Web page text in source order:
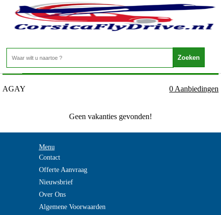
Frankrijk - COTE D AZUR - AGAY
Home>
AGAY 0 Aanbiedingen
Geen vakanties gevonden!
Menu
Contact
Offerte Aanvraag
Nieuwsbrief
Over Ons
Algemene Voorwaarden